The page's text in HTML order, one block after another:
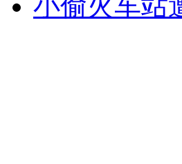
外交部：反对强权政治霸凌主